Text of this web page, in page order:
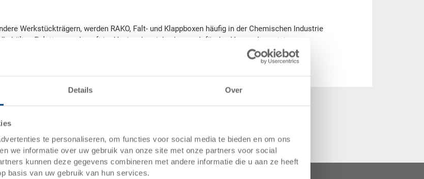
Details Over
te personaliseren, om functies voor social media te bieden en om ons
we informatie over uw gebruik van onze site met onze partners voor social
kunnen deze gegevens combineren met andere informatie die u aan ze heeft
basis van uw gebruik van hun services.
Werkstückträgern, werden RAKO, Falt- und Klappboxen häufig in der Chemischen Industrie
Paletten werden oft im Hygienebereich, aber auch für den Versand genutzt.